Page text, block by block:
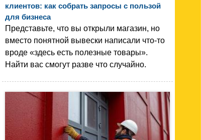
клиентов: как собрать запросы с пользой
для бизнеса
Представьте, что вы открыли магазин, но
вместо понятной вывески написали что-то
вроде «здесь есть полезные товары».
Найти вас смогут разве что случайно.